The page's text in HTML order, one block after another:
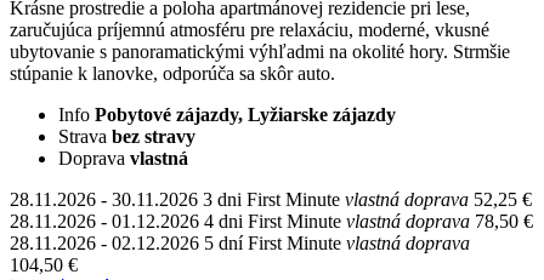
Krásne prostredie a poloha apartmánovej rezidencie pri lese,
zaručujúca príjemnú atmosféru pre relaxáciu, moderné, vkusné
ubytovanie s panoramatickými výhľadmi na okolité hory. Strmšie
stúpanie k lanovke, odporúča sa skôr auto.
Info Pobytové zájazdy, Lyžiarske zájazdy
Strava bez stravy
Doprava vlastná
28.11.2026 - 30.11.2026 3 dni First Minute vlastná doprava 52,25 €
28.11.2026 - 01.12.2026 4 dni First Minute vlastná doprava 78,50 €
28.11.2026 - 02.12.2026 5 dní First Minute vlastná doprava
104,50 €